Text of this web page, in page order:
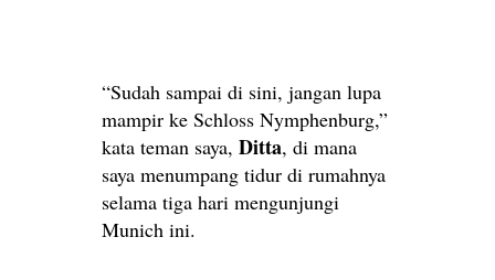
“Sudah sampai di sini, jangan lupa
mampir ke Schloss Nymphenburg,”
kata teman saya, Ditta, di mana
saya menumpang tidur di rumahnya
selama tiga hari mengunjungi
Munich ini.